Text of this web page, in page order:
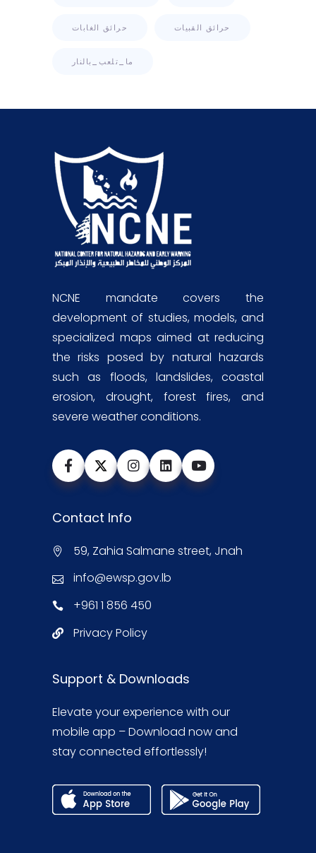
حرائق الغابات حرائق القبيات
ما_تلعب_بالنار
NCNE mandate covers the
development of studies, models, and
specialized maps aimed at reducing
the risks posed by natural hazards
such as floods, landslides, coastal
erosion, drought, forest fires, and
severe weather conditions.
Contact Info
59, Zahia Salmane street, Jnah
info@ewsp.gov.lb
+961 1 856 450
Privacy Policy
Support & Downloads
Elevate your experience with our
mobile app – Download now and
stay connected effortlessly!